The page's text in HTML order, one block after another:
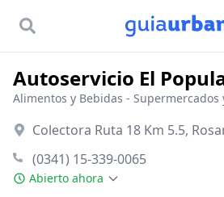
Autoservicio El
Alimentos y Bebidas - Supermercados
Colectora Ruta 18 Km 5.5,
(0341) 15-339-0065
Abierto ahora